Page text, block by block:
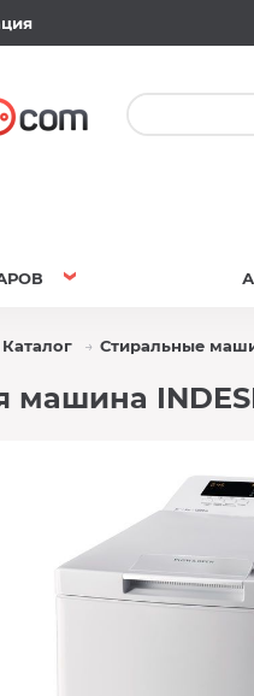
Каталог Стиральные
машина